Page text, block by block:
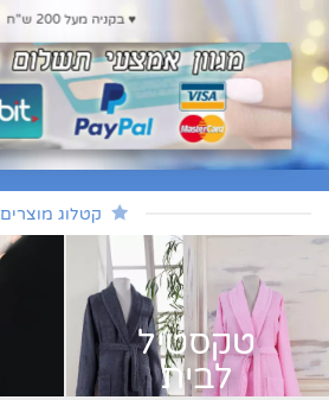
♥ בקניה מעל 200 ש"ח ♥
קטלוג מוצרים
טקסטיל
לבית